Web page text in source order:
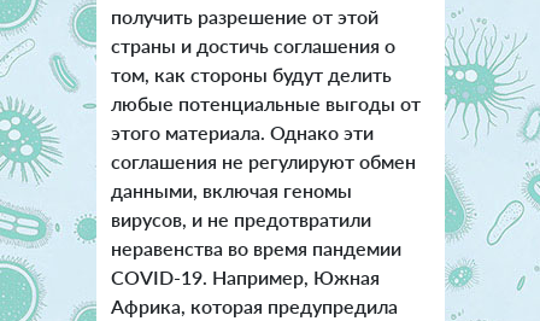
получить разрешение от этой
страны и достичь соглашения о
том, как стороны будут делить
любые потенциальные выгоды от
этого материала. Однако эти
соглашения не регулируют обмен
данными, включая геномы
вирусов, и не предотвратили
неравенства во время пандемии
COVID-19. Например, Южная
Африка, которая предупредила